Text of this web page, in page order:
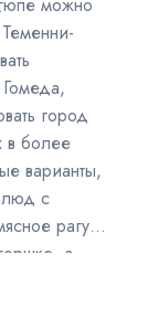
можно
город
в более
варианты,
с
рагу,
а